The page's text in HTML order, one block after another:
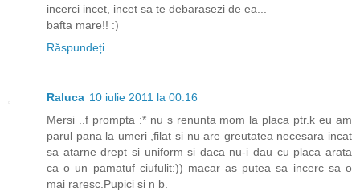
incerci incet, incet sa te debarasezi de ea...
bafta mare!! :)
Răspundeți
Raluca 10 iulie 2011 la 00:16
Mersi ..f prompta :* nu s renunta mom la placa ptr.k eu am
parul pana la umeri ,filat si nu are greutatea necesara incat
sa atarne drept si uniform si daca nu-i dau cu placa arata
ca o un pamatuf ciufulit:)) macar as putea sa incerc sa o
mai raresc.Pupici si n b.